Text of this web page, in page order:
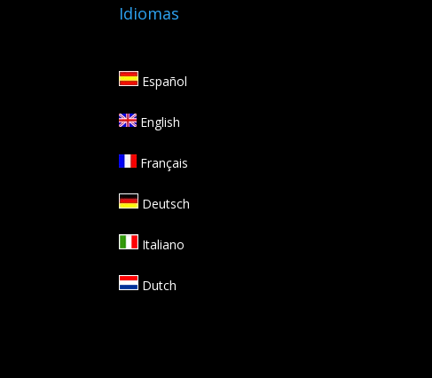
Idiomas
Español
English
Français
Deutsch
Italiano
Dutch